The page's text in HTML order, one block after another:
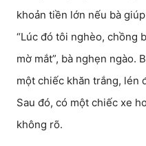
khoản tiền lớn nếu bà
“Lúc đó tôi nghèo, chồng
mờ mắt”, bà nghẹn ngào.
một chiếc khăn trắng, lén
Sau đó, có một chiếc xe
không rõ.